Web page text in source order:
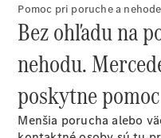
Pomoc pri poruche a nehode
Bez ohľadu na
nehodu.
poskytne pomoc
Menšia porucha alebo